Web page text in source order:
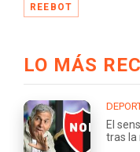
REEBOT
LO MÁS
El
tras la